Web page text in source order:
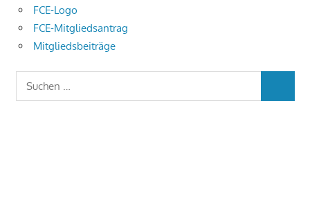
FCE-Logo
FCE-Mitgliedsantrag
Mitgliedsbeiträge
Suchen
nach: